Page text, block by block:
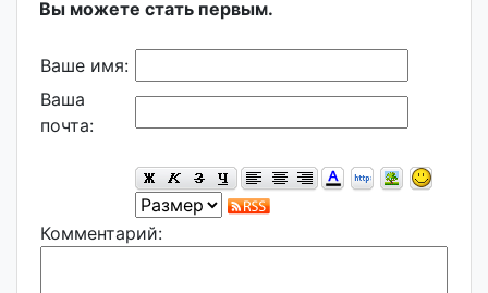
Вы можете стать первым.
Ваше имя:
Ваша
почта:
Комментарий: